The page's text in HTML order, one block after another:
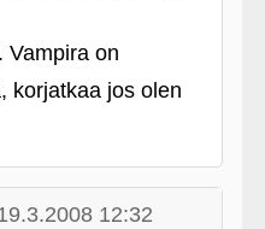
Vampira on
korjatkaa jos olen
12:32